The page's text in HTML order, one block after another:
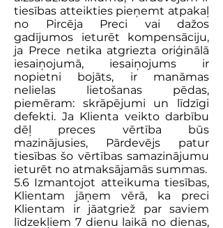
tiesības atteikties pieņemt atpakaļ
no Pircēja Preci vai dažos
gadījumos ieturēt kompensāciju,
ja Prece netika atgriezta oriģinālā
iesaiņojumā, iesaiņojums ir
nopietni bojāts, ir manāmas
nelielas lietošanas pēdas,
piemēram: skrāpējumi un līdzīgi
defekti. Ja Klienta veikto darbību
dēļ preces vērtība būs
mazinājusies, Pārdevējs patur
tiesības šo vērtības samazinājumu
ieturēt no atmaksājamās summas.
5.6 Izmantojot atteikuma tiesības,
Klientam jāņem vērā, ka preci
Klientam ir jāatgriež par saviem
līdzekļiem 7 dienu laikā no dienas,